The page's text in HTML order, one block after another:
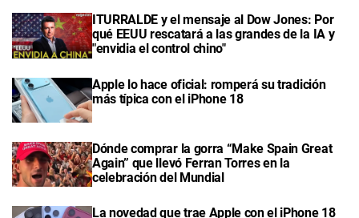
ITURRALDE y el mensaje al Dow Jones: Por
qué EEUU rescatará a las grandes de la IA y
"envidia el control chino"
Apple lo hace oficial: romperá su tradición
más típica con el iPhone 18
Dónde comprar la gorra “Make Spain Great
Again” que llevó Ferran Torres en la
celebración del Mundial
La novedad que trae Apple con el iPhone 18